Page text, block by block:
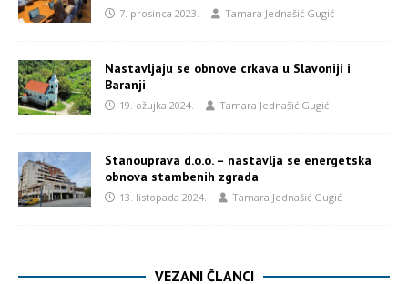
7. prosinca 2023. Tamara Jednašić Gugić
Nastavljaju se obnove crkava u Slavoniji i
Baranji
19. ožujka 2024. Tamara Jednašić Gugić
Stanouprava d.o.o. – nastavlja se energetska
obnova stambenih zgrada
13. listopada 2024. Tamara Jednašić Gugić
VEZANI ČLANCI